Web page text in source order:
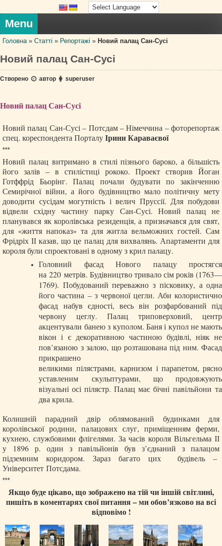
content
Menu
Головна»Статті » Репортажі » Новий палац Сан-Сусі
Новий палац Сан-Сусі
Створено автор superuser
Новий палац Сан-Сусі
Новий палац Сан-Сусі – Потсдам – Німеччина – фоторепортаж
спец. кореспондента ПорталуІрини Караваєвої
***
Новий палац витримано в стилі пізнього бароко, а більшість
його залів – в стилістиці рококо. Проект створив Йоган
Готффрід Бьорінг. Палац почали будувати по закінченню
Семирічної війни, а його будівництво мало політичну мету
доводити сусідам могутність і велич Пруссії. Для побудови
відвели східну частину парку Сан-Сусі. Новий палац не
планувався як королівська резиденція, а призначався для свят,
для «життя напоказ» та для житла вельможних гостей. Сам
Фрідріх ІІ казав, що це палац для вихвалянь. Апартаменти для
короля були спроектовані в одному з крил палацу.
Головний фасад Нового палацу простягся
на 220 метрів. Будівництво тривало сім років (1763—
1769). Побудований переважно з пісковику, а одна
його частина – з червоної цегли. Аби колористично
фасад набув єдності, весь він розфарбований під
червону цеглу. Палац триповерховий, центр
акцентували банею з куполом. Баня і купол не мають
вікон і є декоративною частиною будівлі, ніяк не
пов’язаною з залою, що розташована під ним. Фасад
прикрашено
великими пілястрами, карнизом і парапетом, рясно
уставленим скульптурами, що продовжують
візуальні осі пілястр. Палац має бічні павільйони та
два крила.
Колишній парадний двір облямований будинками для
королівської родини, палацових слуг, приміщенням ферми,
кухнею, службовими флігелями. За часів короля Вільгельма ІІ
у 1896 р. один з павільйонів був з’єднаний з палацом
підземним коридором. Зараз багато цих будівель –
Університет Потсдама.
***
Якщо буде цікаво, що зображено на тій чи іншій світлині,
пишіть в коментарях свої питання – ми обов’язково на всі
відповімо !